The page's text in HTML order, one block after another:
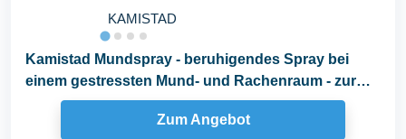
KAMISTAD
Kamistad Mundspray - beruhigendes Spray bei
einem gestressten Mund- und Rachenraum - zur
gezielten...
Zum Angebot